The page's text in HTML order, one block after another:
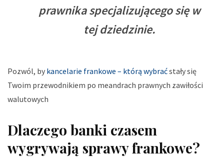
prawnika specjalizującego się w
tej dziedzinie.
Pozwól, by kancelarie frankowe – którą wybraćstały się
Twoim przewodnikiem po meandrach prawnych zawiłości
walutowych
Dlaczego banki czasem
wygrywają sprawy frankowe?